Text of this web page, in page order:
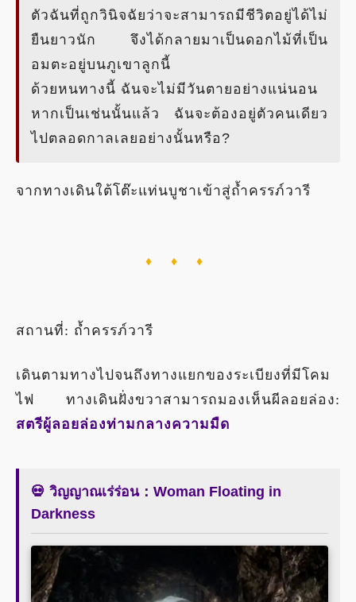
ตัวฉันที่ถูกวินิจฉัยว่าจะสามารถมีชีวิตอยู่ได้ไม่
ยืนยาวนัก จึงได้กลายมาเป็นดอกไม้ที่เป็น
อมตะอยู่บนภูเขาลูกนี้
ด้วยหนทางนี้ ฉันจะไม่มีวันตายอย่างแน่นอน
หากเป็นเช่นนั้นแล้ว ฉันจะต้องอยู่ตัวคนเดียว
ไปตลอดกาลเลยอย่างนั้นหรือ?
จากทางเดินใต้โต๊ะแท่นบูชาเข้าสู่ถ้ำครรภ์วารี
♦ ♦ ♦
สถานที่: ถ้ำครรภ์วารี
เดินตามทางไปจนถึงทางแยกของระเบียงที่มีโคม
ไฟ ทางเดินฝั่งขวาสามารถมองเห็นผีลอยล่อง:
สตรีผู้ลอยล่องท่ามกลางความมืด
💀 วิญญาณเร่ร่อน：Woman Floating in
Darkness